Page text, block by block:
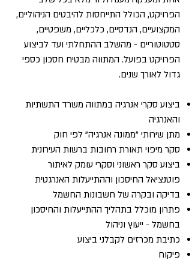
הפרויקט, הכולל התייחסות להיבטים הניהוליים,
המקצועיים, הנדסיים, כלכליים, משפטיים,
סטטוטוריים - מהשלב ההתחלתי ועד לביצוע
הפרויקט בפועל. המתווה מבטיח חסכון כספי
גדול לאורך שנים.
ביצוע סקרי אנרגיה במתווה משרד התשתיות
והאנרגיה
מתן שירותי "ממונה אנרגיה" לפי חוק
סקר מיפוי תאורת רחובות ברשות העירונית
ביצוע סקר ראשוני וסקרי עומק לאיתור
פוטנציאל החיסכון וההתייעלות האנרגטית
בדיקה ובקרה של חשבונות החשמל
פתרון מוכלל בתהליך ההתייעלות והחיסכון
בחשמל - ייעוץ וניהול
כתיבת מכרזים לקבלני ביצוע
פיקוח